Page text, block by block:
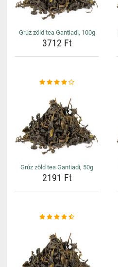
Grúz zöld tea Gantiadi, 100g
3712 Ft
Grúz zöld tea Gantiadi, 50g
2191 Ft